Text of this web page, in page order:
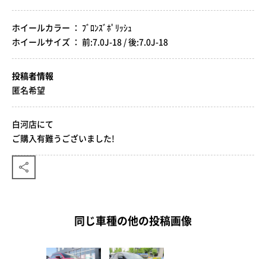
ホイールカラー ： ﾌﾞﾛﾝｽﾞﾎﾟﾘｯｼｭ
ホイールサイズ ： 前:7.0J-18 / 後:7.0J-18
投稿者情報
匿名希望
白河店にて
ご購入有難うございました!
同じ車種の他の投稿画像